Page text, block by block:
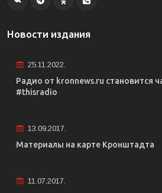
Новости издания
25.11.2022.
Радио от kronnews.ru становится
#thisradio
13.09.2017.
Материалы на карте Кронштадта
11.07.2017.